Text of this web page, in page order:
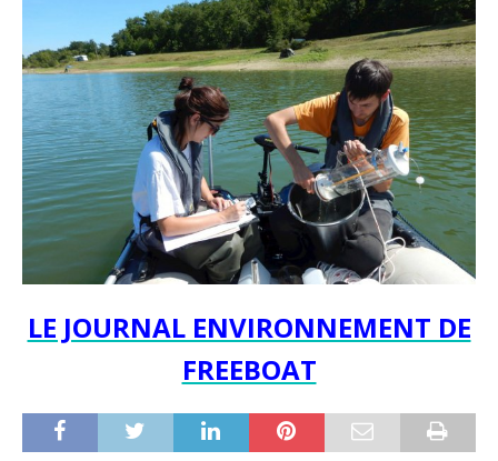
LE JOURNAL ENVIRONNEMENT DE
FREEBOAT